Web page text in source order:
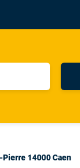
Pierre 14000 Caen